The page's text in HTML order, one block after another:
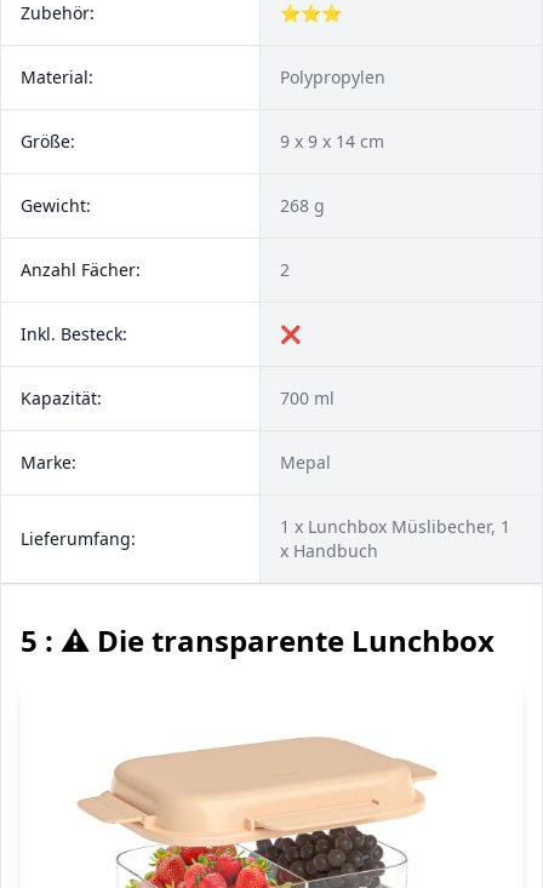
Zubehör: ⭐⭐⭐
Material: Polypropylen
Größe: ‎9 x 9 x 14 cm
Gewicht: 268 g
Anzahl Fächer: 2
Inkl. Besteck: ❌
Kapazität: 700 ml
Marke: Mepal
Lieferumfang:
1 x Lunchbox Müslibecher, 1
x Handbuch
5 : ⚠️ Die transparente Lunchbox